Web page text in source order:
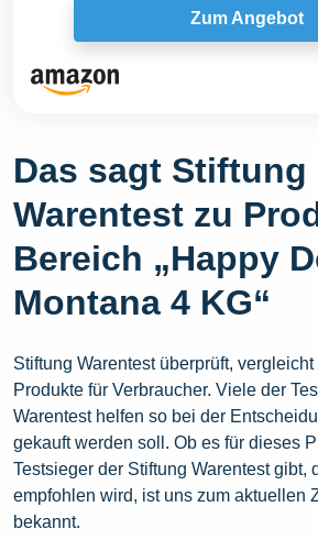
Zum Angebot
Das sagt Stiftung
Warentest zu
Bereich „Happy
Montana 4 KG“
Stiftung Warentest überprüft,
Produkte für Verbraucher. Viele der
Warentest helfen so bei der
gekauft werden soll. Ob es für dieses
Testsieger der Stiftung Warentest gibt,
empfohlen wird, ist uns zum aktuellen
bekannt.